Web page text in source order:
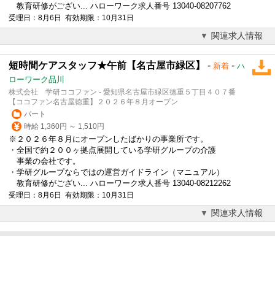
教育研修がござい... ハローワーク求人番号 13040-08207762
受理日：8月6日 有効期限：10月31日
関連求人情報
短時間ケアスタッフ★午前【名古屋市緑区】 - 新着 - ハ
ローワーク品川
株式会社 学研ココファン - 愛知県名古屋市緑区徳重５丁目４０７番
【ココファン名古屋徳重】２０２６年８月オープン
パート
時給 1,360円 ～ 1,510円
※２０２６年８月にオープンしたばかりの事業所です。
・全国で約２００ヶ拠点展開している学研グループの介護
事業の会社です。
・学研グループならではの運営ガイドライン（マニュアル）
教育研修がござい... ハローワーク求人番号 13040-08212262
受理日：8月6日 有効期限：10月31日
関連求人情報